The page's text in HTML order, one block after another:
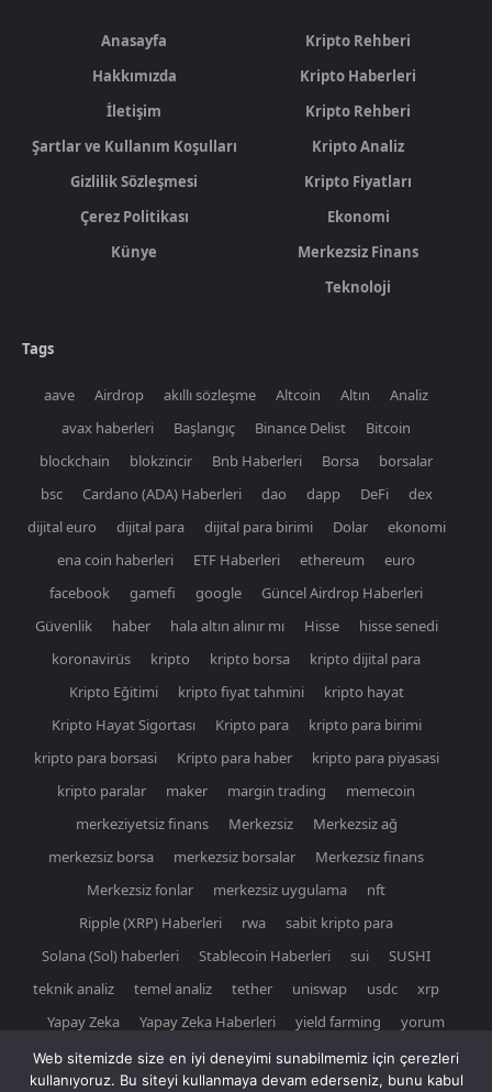
Anasayfa
Hakkımızda
İletişim
Şartlar ve Kullanım Koşulları
Gizlilik Sözleşmesi
Çerez Politikası
Künye
Kripto Rehberi
Kripto Haberleri
Kripto Rehberi
Kripto Analiz
Kripto Fiyatları
Ekonomi
Merkezsiz Finans
Teknoloji
Tags
aave Airdrop akıllı sözleşme Altcoin Altın
Analiz
avax haberleri
Başlangıç Binance Delist
Bitcoin
blockchain
blokzincir Bnb Haberleri Borsa
borsalar
bsc
Cardano (ADA) Haberleri dao dapp DeFi
dex
dijital euro
dijital para dijital para birimi Dolar
ekonomi
ena coin haberleri
ETF Haberleri ethereum
euro
facebook
gamefi google
Güncel Airdrop Haberleri
Güvenlik
haber hala altın alınır mı Hisse
hisse senedi
koronavirüs
kripto kripto borsa
kripto dijital para
Kripto Eğitimi
kripto fiyat tahmini
kripto hayat
Kripto Hayat Sigortası
Kripto para
kripto para birimi
kripto para borsasi
Kripto para haber
kripto para piyasasi
kripto paralar
maker margin trading
memecoin
merkeziyetsiz finans
Merkezsiz
Merkezsiz ağ
merkezsiz borsa
merkezsiz borsalar
Merkezsiz finans
Merkezsiz fonlar
merkezsiz uygulama
nft
Ripple (XRP) Haberleri
rwa
sabit kripto para
Solana (Sol) haberleri
Stablecoin Haberleri sui
SUSHI
teknik analiz
temel analiz tether uniswap usdc
xrp
Yapay Zeka
Yapay Zeka Haberleri yield farming yorum
Web sitemizde size en iyi deneyimi sunabilmemiz için çerezleri
kullanıyoruz. Bu siteyi kullanmaya devam ederseniz, bunu kabul